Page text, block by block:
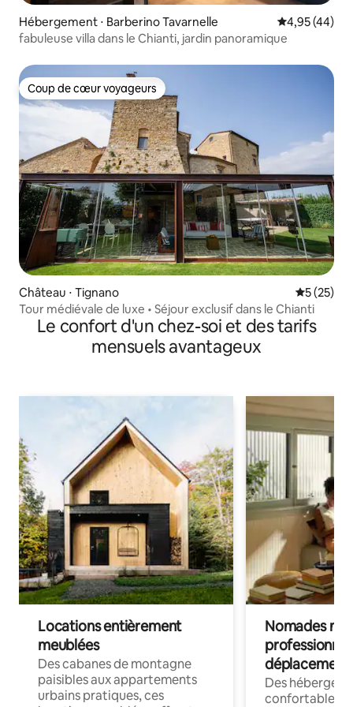
Hébergement ⋅ Barberino Tavarnelle Évaluation
4,95 (44)
fabuleuse villa dans le Chianti, jardin panoramique
Coup de cœur voyageurs
Coup de cœur voyageurs
Château ⋅ Tignano
5 (25)
Tour médiévale de luxe • Séjour exclusif dans le Chianti
Le confort d'un chez-soi et des tarifs
mensuels avantageux
Locations entièrement
meublées
Des cabanes de montagne
paisibles aux appartements
urbains pratiques, ces
Nomades
déplacement
Des
confortables